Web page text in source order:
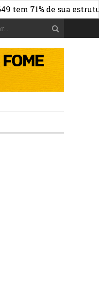
de sua estrutura de